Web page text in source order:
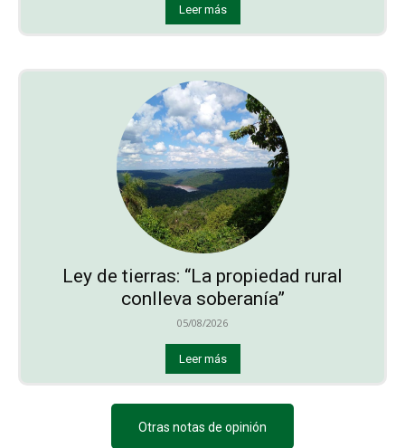
Leer más
Ley de tierras: “La propiedad rural
conlleva soberanía”
05/08/2026
Leer más
Otras notas de opinión